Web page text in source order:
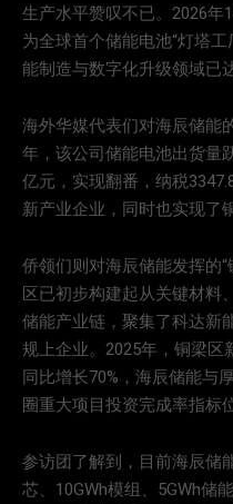
生产水平赞叹不已。2026
为全球首个储能电池“灯塔
能制造与数字化升级领域已
海外华媒代表们对海辰储能
年，该公司储能电池出货量
亿元，实现翻番，纳税
新产业企业，同时也实现了
侨领们则对海辰储能发挥的
区已初步构建起从关键材料
储能产业链，聚集了科达新
规上企业。2025年，铜梁区
同比增长70%，海辰储能与
圈重大项目投资完成率指标
参访团了解到，目前海辰储
芯、10GWh模组、5GWh储